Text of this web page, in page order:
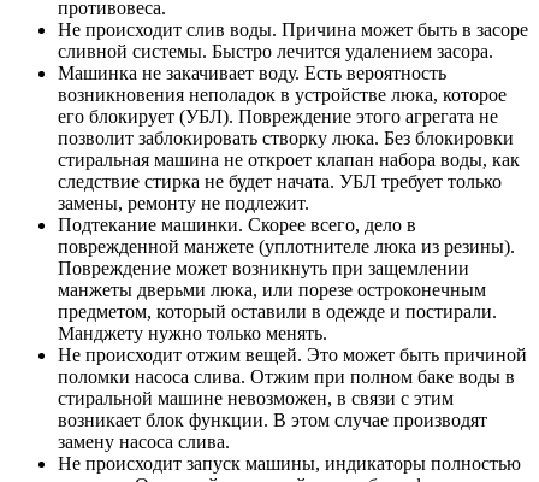
противовеса.
Не происходит слив воды. Причина может быть в засоре
сливной системы. Быстро лечится удалением засора.
Машинка не закачивает воду. Есть вероятность
возникновения неполадок в устройстве люка, которое
его блокирует (УБЛ). Повреждение этого агрегата не
позволит заблокировать створку люка. Без блокировки
стиральная машина не откроет клапан набора воды, как
следствие стирка не будет начата. УБЛ требует только
замены, ремонту не подлежит.
Подтекание машинки. Скорее всего, дело в
поврежденной манжете (уплотнителе люка из резины).
Повреждение может возникнуть при защемлении
манжеты дверьми люка, или порезе остроконечным
предметом, который оставили в одежде и постирали.
Манджету нужно только менять.
Не происходит отжим вещей. Это может быть причиной
поломки насоса слива. Отжим при полном баке воды в
стиральной машине невозможен, в связи с этим
возникает блок функции. В этом случае производят
замену насоса слива.
Не происходит запуск машины, индикаторы полностью